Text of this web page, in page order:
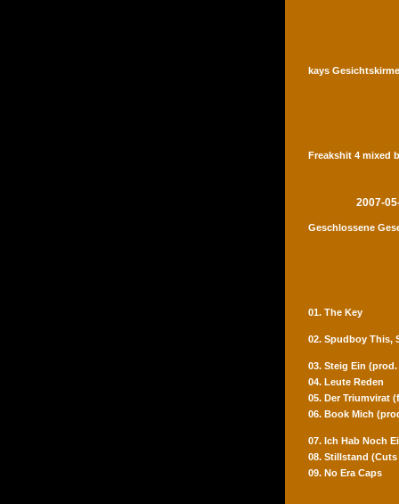
kays
Freakshit 4 mixed
2007-
Geschlossene
01. The Key
02. Spudboy This,
03. Steig Ein
04. Leute Reden
05. Der Triumvirat
06. Book Mich
07. Ich Hab Noch
08. Stillstand
09. No Era Caps